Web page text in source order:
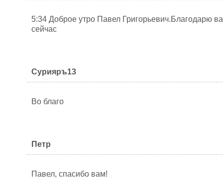
5:34 Доброе утро Павел Григорьевич.Благодарю
сейчас
Сурияръ13
Во благо
Петр
Павел, спасибо вам!